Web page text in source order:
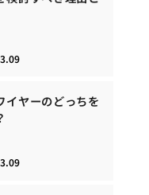
イヤーのどっちを